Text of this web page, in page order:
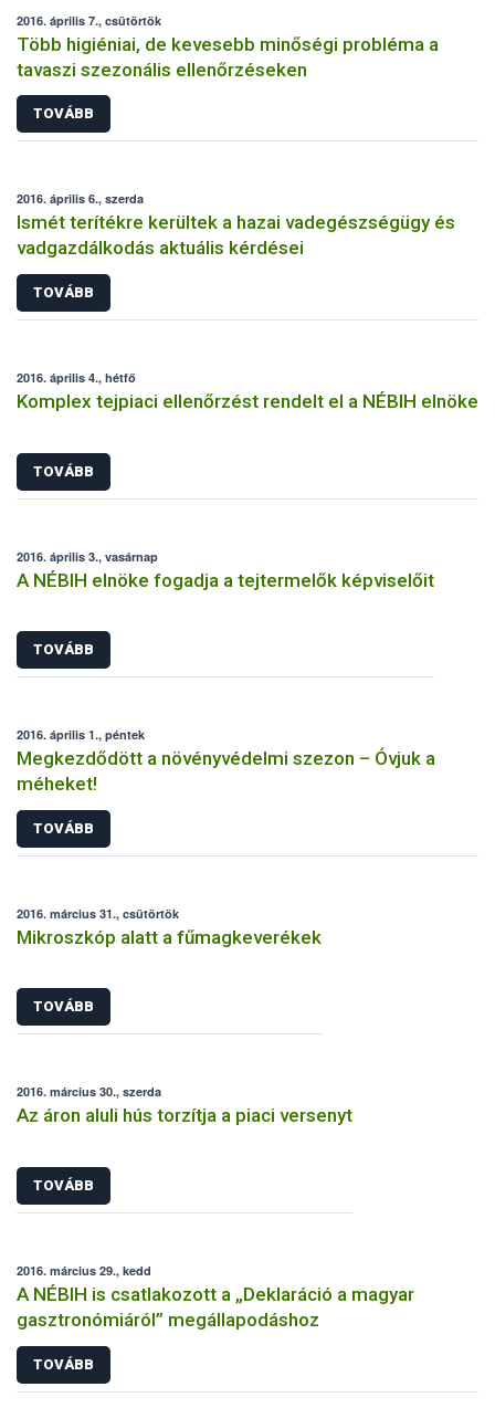
2016. április 7., csütörtök
Több higiéniai, de kevesebb minőségi probléma a
tavaszi szezonális ellenőrzéseken
TOVÁBB
2016. április 6., szerda
Ismét terítékre kerültek a hazai vadegészségügy és
vadgazdálkodás aktuális kérdései
TOVÁBB
2016. április 4., hétfő
Komplex tejpiaci ellenőrzést rendelt el a NÉBIH elnöke
TOVÁBB
2016. április 3., vasárnap
A NÉBIH elnöke fogadja a tejtermelők képviselőit
TOVÁBB
2016. április 1., péntek
Megkezdődött a növényvédelmi szezon – Óvjuk a
méheket!
TOVÁBB
2016. március 31., csütörtök
Mikroszkóp alatt a fűmagkeverékek
TOVÁBB
2016. március 30., szerda
Az áron aluli hús torzítja a piaci versenyt
TOVÁBB
2016. március 29., kedd
A NÉBIH is csatlakozott a „Deklaráció a magyar
gasztronómiáról” megállapodáshoz
TOVÁBB